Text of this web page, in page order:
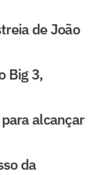
de João
Big 3,
alcançar
da